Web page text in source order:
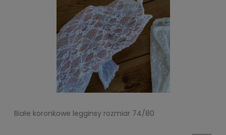
Białe koronkowe legginsy rozmiar 74/80